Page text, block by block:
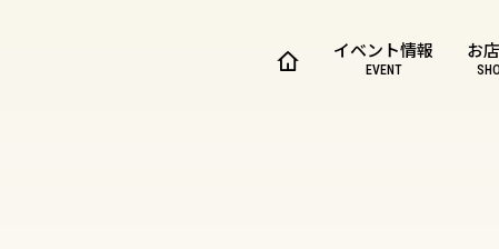
イベント情報
EVENT
お